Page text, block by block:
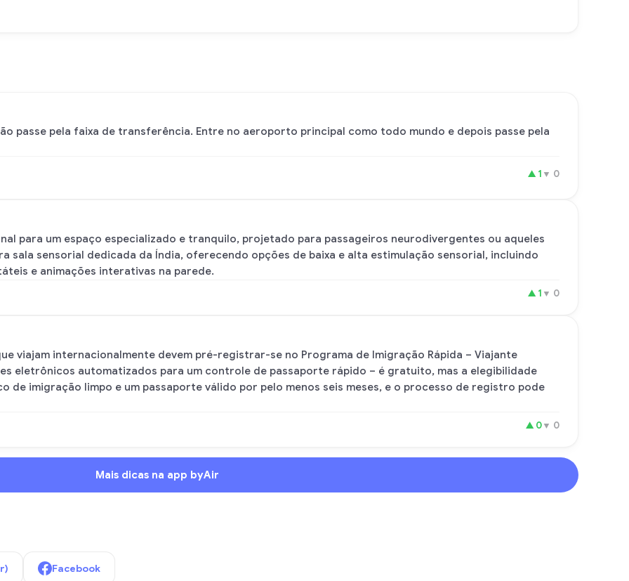
passe pela faixa de transferência. Entre no aeroporto principal como todo mundo e depois passe pela
▲ 1 ▼ 0
para um espaço especializado e tranquilo, projetado para passageiros neurodivergentes ou aqueles
sala sensorial dedicada da Índia, oferecendo opções de baixa e alta estimulação sensorial, incluindo
e animações interativas na parede.
▲ 1 ▼ 0
viajam internacionalmente devem pré-registrar-se no Programa de Imigração Rápida – Viajante
eletrônicos automatizados para um controle de passaporte rápido – é gratuito, mas a elegibilidade
de imigração limpo e um passaporte válido por pelo menos seis meses, e o processo de registro pode
▲ 0▼ 0
Mais dicas na app byAir
Facebook